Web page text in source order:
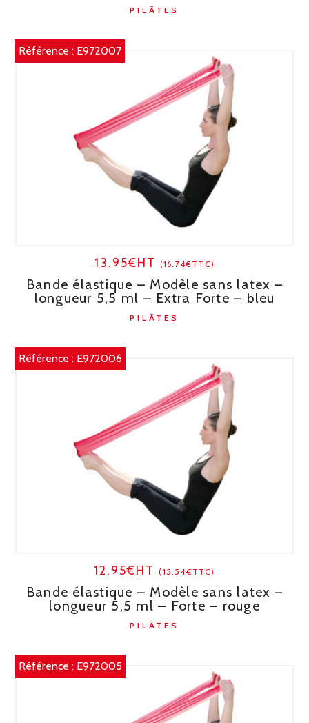
PILÂTES
Référence : E972007
13.95€HT (16.74€TTC)
Bande élastique – Modèle sans latex –
longueur 5,5 ml – Extra Forte – bleu
PILÂTES
Référence : E972006
12.95€HT(15.54€TTC)
Bande élastique – Modèle sans latex –
longueur 5,5 ml – Forte – rouge
PILÂTES
Référence : E972005